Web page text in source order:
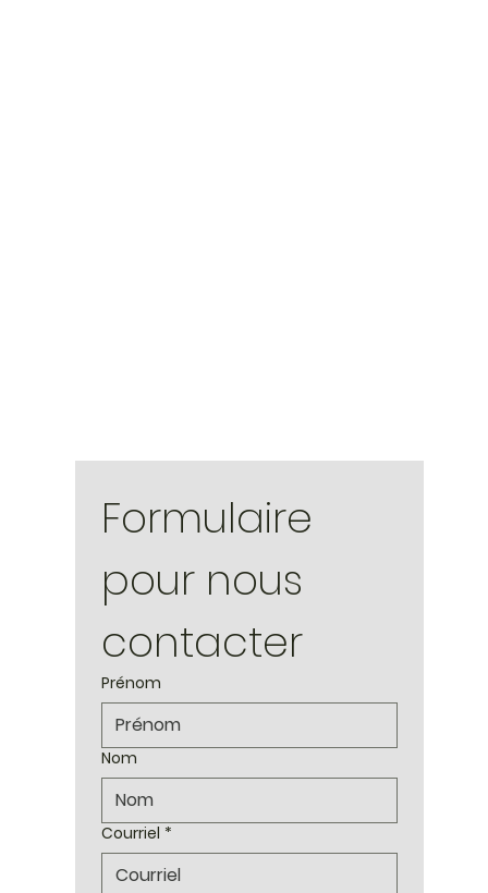
Formulaire
pour nous
contacter
Prénom
Nom
Courriel *